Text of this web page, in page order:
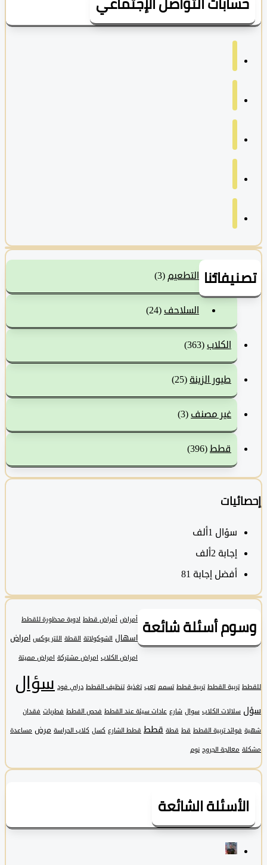
التطعيم(3)
السلاحف(24)
الكلاب(363)
طيور الزينة (25)
غير مصنف(3)
قطط (396)
سؤال1ألف
‫إجابة 2ألف
أفضل إجابة 81
أسئلة شائعة أمراض قطط ادوية محظورة للقطط
اسهال الشوكولاتة القطة اللتر بوكس امراض
امراض الكلاب امراض مشتركة امراض مميتة
تربية القطط تربية قطط تسمم تعب تغذية تنظيف القطط دراي فود سؤال
سلالات الكلاب سوال شارع عادات سيئة عند القطط فحص القطط فطريات فقدان
فوائد تربية القطط قط قطة قطط قطط الشارع كسل كلاب الحراسة مرض مساعدة
معالجة الجروح نوم
الشائعة